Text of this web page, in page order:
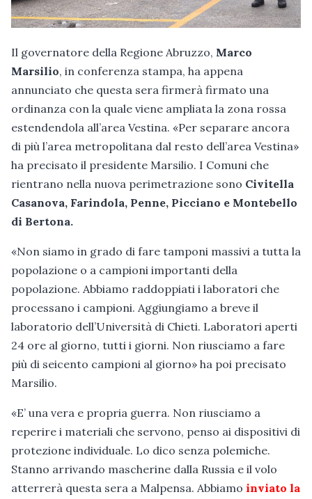
Il governatore della Regione Abruzzo, Marco
Marsilio, in conferenza stampa, ha appena
annunciato che questa sera firmerà firmato una
ordinanza con la quale viene ampliata la zona rossa
estendendola all’area Vestina. «Per separare ancora
di più l’area metropolitana dal resto dell’area Vestina»
ha precisato il presidente Marsilio. I Comuni che
rientrano nella nuova perimetrazione sono Civitella
Casanova, Farindola, Penne, Picciano e Montebello
di Bertona.
«Non siamo in grado di fare tamponi massivi a tutta la
popolazione o a campioni importanti della
popolazione. Abbiamo raddoppiati i laboratori che
processano i campioni. Aggiungiamo a breve il
laboratorio dell’Università di Chieti. Laboratori aperti
24 ore al giorno, tutti i giorni. Non riusciamo a fare
più di seicento campioni al giorno» ha poi precisato
Marsilio.
«E’ una vera e propria guerra. Non riusciamo a
reperire i materiali che servono, penso ai dispositivi di
protezione individuale. Lo dico senza polemiche.
Stanno arrivando mascherine dalla Russia e il volo
atterrerà questa sera a Malpensa. Abbiamo inviato la